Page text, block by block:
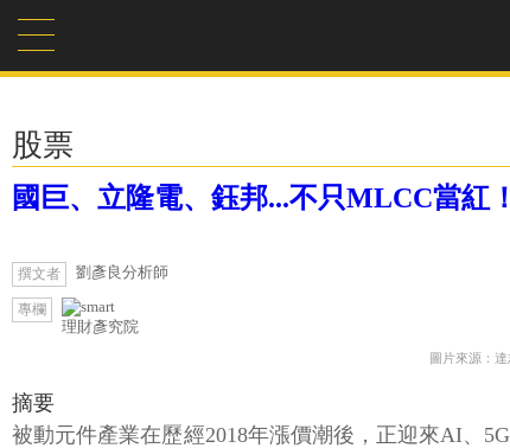
股票
國巨、立隆電、鈺邦...不只MLCC當紅
撰文者 劉彥良分析師
專欄
理財彥究院
圖片來源：
摘要
被動元件產業在歷經2018年漲價潮後，正迎來AI、